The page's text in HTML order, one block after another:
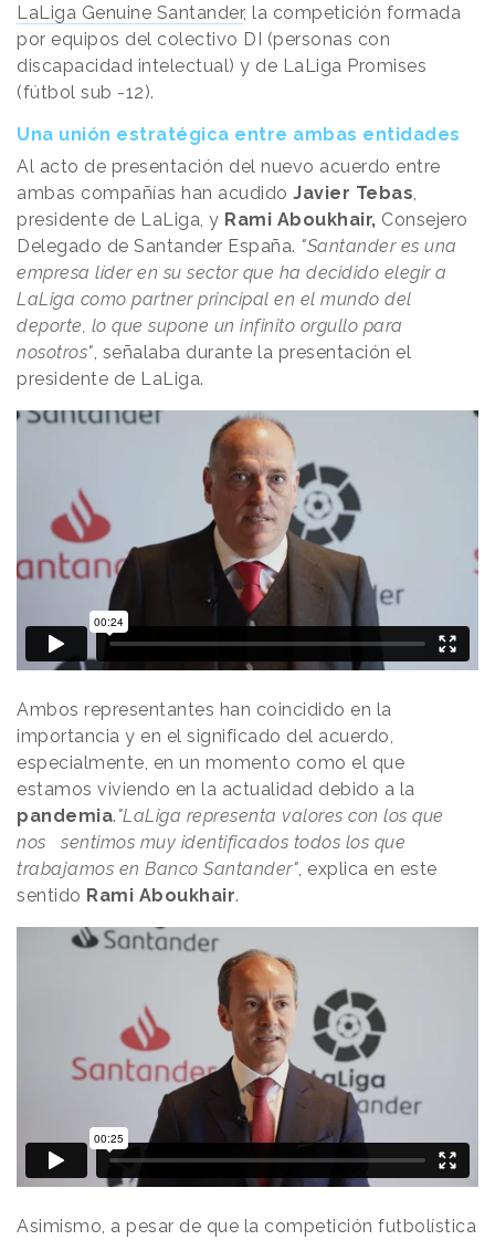
LaLiga Genuine Santander, la competición formada
por equipos del colectivo DI (personas con
discapacidad intelectual) y de LaLiga Promises
(fútbol sub -12).
Una unión estratégica entre ambas entidades
Al acto de presentación del nuevo acuerdo entre
ambas compañías han acudido Javier Tebas
presidente de LaLiga, y Rami Aboukhair, Consejero
Delegado de Santander España. "Santander es una
empresa líder en su sector que ha decidido elegir a
LaLiga como partner principal en el mundo del
deporte, lo que supone un infinito orgullo para
nosotros" , señalaba durante la presentación el
presidente de LaLiga.
Ambos representantes han coincidido en la
importancia y en el significado del acuerdo,
especialmente, en un momento como el que
estamos viviendo en la actualidad debido a la
pandemia. "LaLiga representa valores con los que
nos sentimos muy identificados todos los que
trabajamos en Banco Santander" , explica en este
sentido Rami Aboukhair.
Asimismo, a pesar de que la competición futbolística